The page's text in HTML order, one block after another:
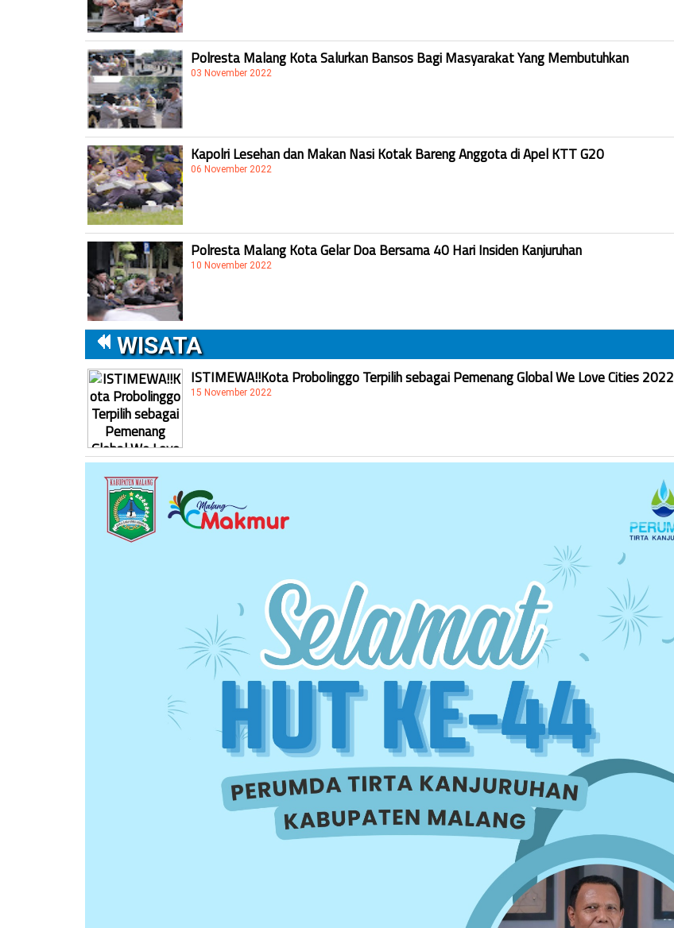
Polresta Malang Kota Salurkan Bansos Bagi Masyarakat Yang Membutuhkan
03 November 2022
Kapolri Lesehan dan Makan Nasi Kotak Bareng Anggota di Apel KTT G20
06 November 2022
Polresta Malang Kota Gelar Doa Bersama 40 Hari Insiden Kanjuruhan
10 November 2022
WISATA
ISTIMEWA!!Kota Probolinggo Terpilih sebagai Pemenang Global We Love Cities 2022
15 November 2022